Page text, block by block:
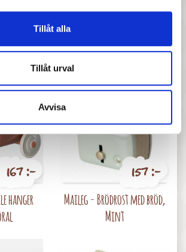
Tillåt alla
Tillåt urval
Avvisa
skyffel Maileg - Queen mouse, Mum
167 :-
hanger
157 :-
Maileg - Brödrost med bröd,
Mint